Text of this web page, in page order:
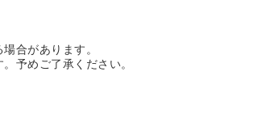
合があります。
予めご了承ください。